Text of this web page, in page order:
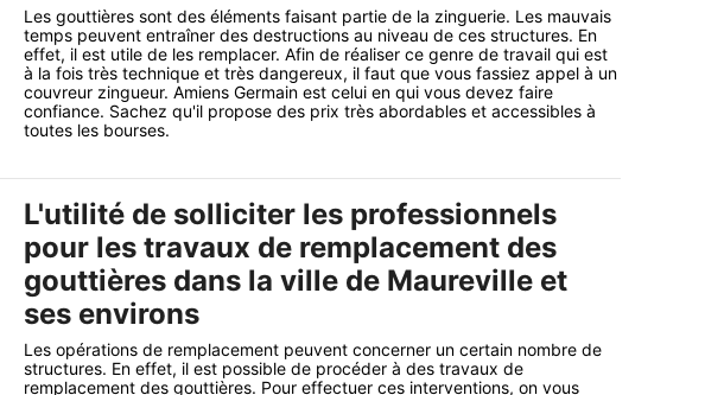
Les gouttières sont des éléments faisant partie de la zinguerie. Les mauvais
temps peuvent entraîner des destructions au niveau de ces structures. En
effet, il est utile de les remplacer. Afin de réaliser ce genre de travail qui est
à la fois très technique et très dangereux, il faut que vous fassiez appel à un
couvreur zingueur. Amiens Germain est celui en qui vous devez faire
confiance. Sachez qu'il propose des prix très abordables et accessibles à
toutes les bourses.
L'utilité de solliciter les professionnels
pour les travaux de remplacement des
gouttières dans la ville de Maureville et
ses environs
Les opérations de remplacement peuvent concerner un certain nombre de
structures. En effet, il est possible de procéder à des travaux de
remplacement des gouttières. Pour effectuer ces interventions, on vous